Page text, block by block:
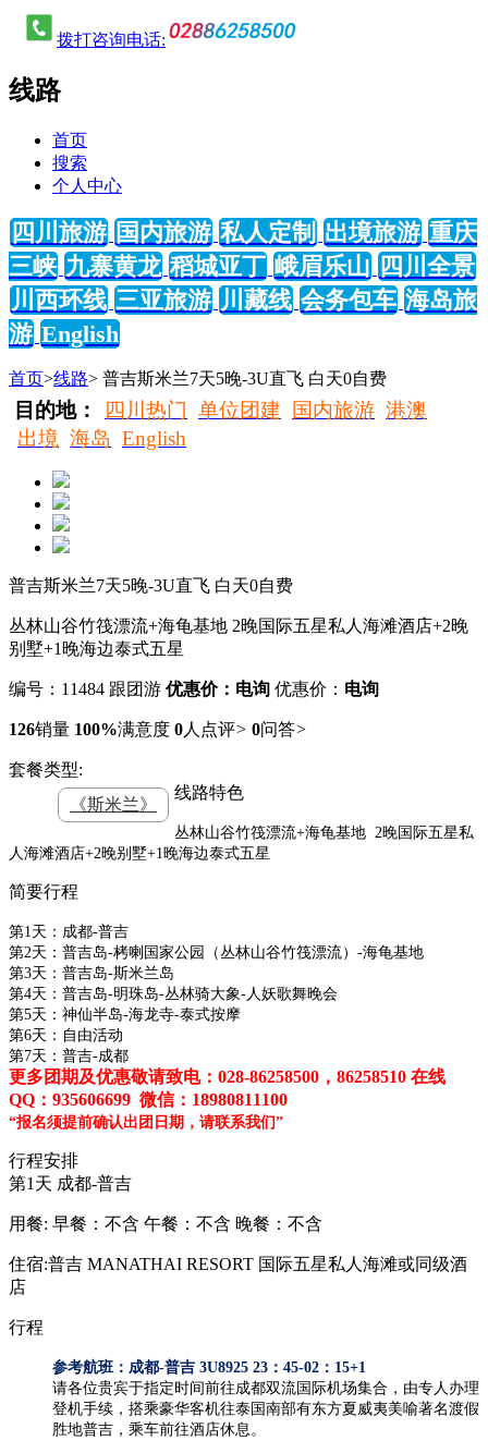
拨打咨询电话:
线路
首页
搜索
个人中心
四川旅游 国内旅游 私人定制 出境旅游 重庆
三峡 九寨黄龙 稻城亚丁 峨眉乐山 四川全景
川西环线 三亚旅游 川藏线 会务包车 海岛旅
游 English
首页>线路> 普吉斯米兰7天5晚-3U直飞 白天0自费
目的地： 四川热门 单位团建 国内旅游 港澳
出境 海岛 English
普吉斯米兰7天5晚-3U直飞 白天0自费
丛林山谷竹筏漂流+海龟基地 2晚国际五星私人海滩酒店+2晚
别墅+1晚海边泰式五星
编号：11484 跟团游 优惠价：电询 优惠价： 电询
126销量 100%满意度 0人点评> 0问答>
套餐类型:
《斯米兰》
线路特色
丛林山谷竹筏漂流+海龟基地 2晚国际五星私
人海滩酒店+2晚别墅+1晚海边泰式五星
简要行程
第1天：成都-普吉
第2天：普吉岛-栲喇国家公园（丛林山谷竹筏漂流）-海龟基地
第3天：普吉岛-斯米兰岛
第4天：普吉岛-明珠岛-丛林骑大象-人妖歌舞晚会
第5天：神仙半岛-海龙寺-泰式按摩
第6天：自由活动
第7天：普吉-成都
更多团期及优惠敬请致电：028-86258500，86258510 在线
QQ：935606699 微信：18980811100
“报名须提前确认出团日期，请联系我们”
行程安排
第1天 成都-普吉
用餐: 早餐：不含 午餐：不含 晚餐：不含
住宿:普吉 MANATHAI RESORT 国际五星私人海滩或同级酒
店
行程
参考航班：成都-普吉 3U8925 23：45-02：15+1
请各位贵宾于指定时间前往成都双流国际机场集合，由专人办理
登机手续，搭乘豪华客机往泰国南部有东方夏威夷美喻著名渡假
胜地普吉，乘车前往酒店休息。